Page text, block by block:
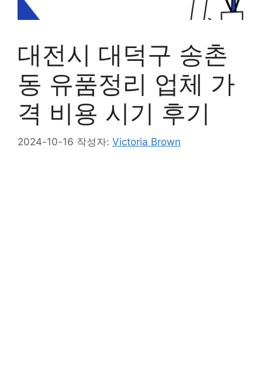
대전시 대덕구 송촌
동 유품정리 업체 가
격 비용 시기 후기
2024-10-16 작성자: Victoria Brown